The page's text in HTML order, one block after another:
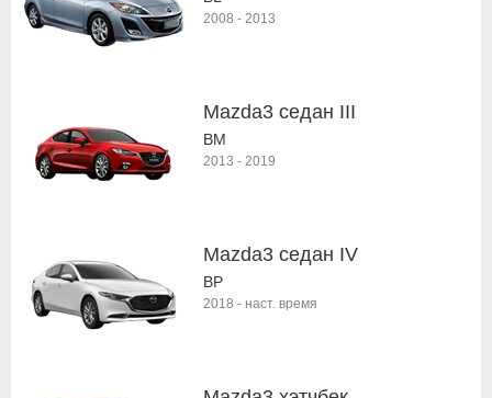
2008 - 2013
Mazda3 седан III
BM
2013 - 2019
Mazda3 седан IV
BP
2018 - наст. время